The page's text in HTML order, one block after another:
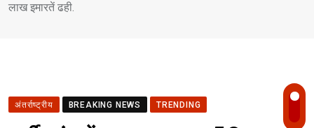
लाख इमारतें ढही.
अंतर्राष्ट्रीय BREAKING NEWS TRENDING